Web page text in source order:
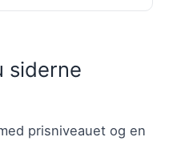
siderne
prisniveauet og en